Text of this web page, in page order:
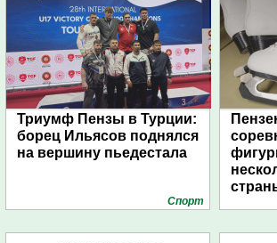
Триумф Пензы в Турции:
борец Ильясов поднялся
на вершину пьедестала
Спорт